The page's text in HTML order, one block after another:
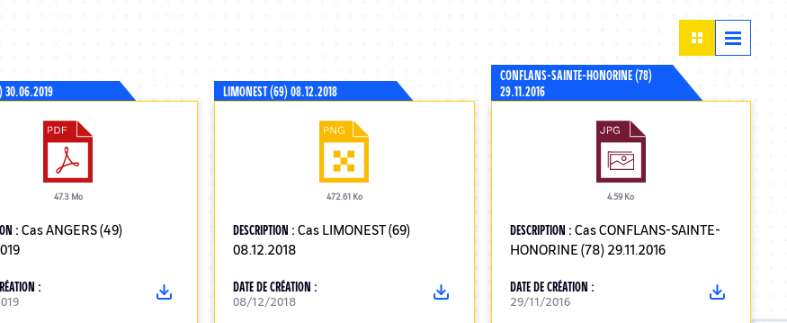
30.06.2019
47.3 Mo
: Cas ANGERS (49)
:
LIMONEST (69) 08.12.2018
472.61 Ko
DESCRIPTION :Cas LIMONEST (69)
08.12.2018
DATE DE CRÉATION :
08/12/2018
CONFLANS-SAINTE-HONORINE (78)
29.11.2016
4.59 Ko
DESCRIPTION : Cas CONFLANS-SAINTE-
HONORINE (78) 29.11.2016
DATE DE CRÉATION :
29/11/2016